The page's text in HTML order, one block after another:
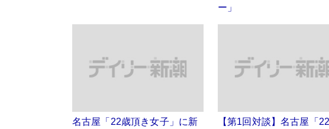
ー」
名古屋「22歳頂き女子」に新
【第1回対談】名古屋「